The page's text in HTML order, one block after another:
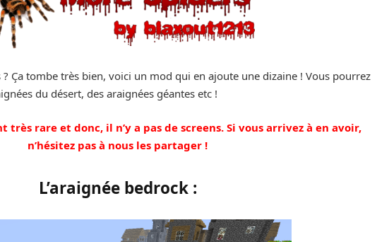
? Ça tombe très bien, voici un mod qui en ajoute une dizaine ! Vous pourrez
du désert, des araignées géantes etc !
très rare et donc, il n’y a pas de screens. Si vous arrivez à en avoir,
n’hésitez pas à nous les partager !
L’araignée bedrock :